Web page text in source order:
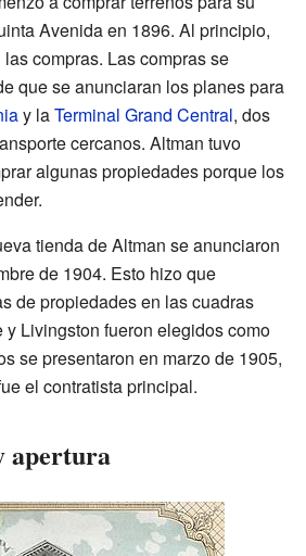
Avenida en 1896. Al principio,
compras. Las compras se
que se anunciaran los planes para
y laTerminal Grand Central, dos
cercanos. Altman tuvo
algunas propiedades porque los
tienda de Altman se anunciaron
de 1904. Esto hizo que
de propiedades en las cuadras
y Livingston fueron elegidos como
se presentaron en marzo de 1905,
el contratista principal.
apertura